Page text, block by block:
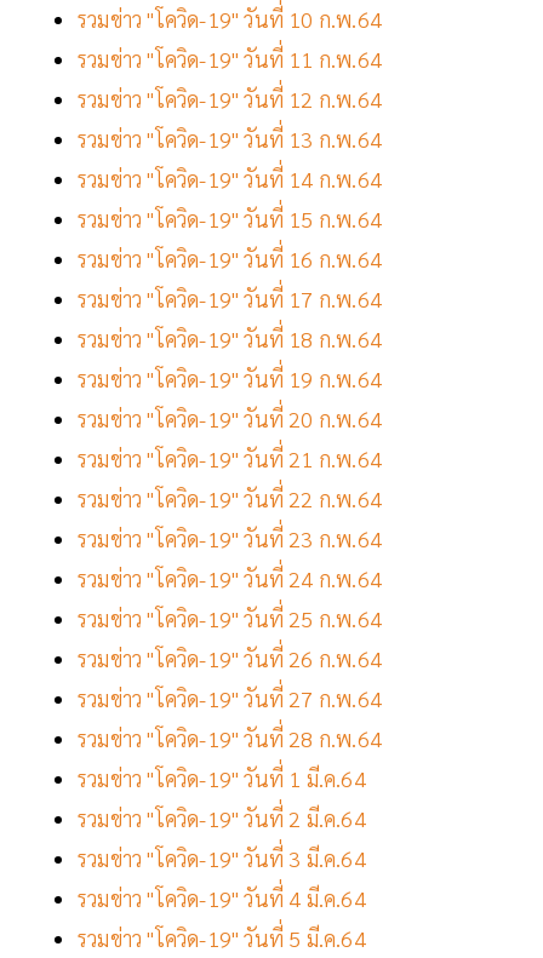
รวมข่าว "โควิด-19" วันที่ 10 ก.พ.64
รวมข่าว "โควิด-19" วันที่ 11 ก.พ.64
รวมข่าว "โควิด-19" วันที่ 12 ก.พ.64
รวมข่าว "โควิด-19" วันที่ 13 ก.พ.64
รวมข่าว "โควิด-19" วันที่ 14 ก.พ.64
รวมข่าว "โควิด-19" วันที่ 15 ก.พ.64
รวมข่าว "โควิด-19" วันที่ 16 ก.พ.64
รวมข่าว "โควิด-19" วันที่ 17 ก.พ.64
รวมข่าว "โควิด-19" วันที่ 18 ก.พ.64
รวมข่าว "โควิด-19" วันที่ 19 ก.พ.64
รวมข่าว "โควิด-19" วันที่ 20 ก.พ.64
รวมข่าว "โควิด-19" วันที่ 21 ก.พ.64
รวมข่าว "โควิด-19" วันที่ 22 ก.พ.64
รวมข่าว "โควิด-19" วันที่ 23 ก.พ.64
รวมข่าว "โควิด-19" วันที่ 24 ก.พ.64
รวมข่าว "โควิด-19" วันที่ 25 ก.พ.64
รวมข่าว "โควิด-19" วันที่ 26 ก.พ.64
รวมข่าว "โควิด-19" วันที่ 27 ก.พ.64
รวมข่าว "โควิด-19" วันที่ 28 ก.พ.64
รวมข่าว "โควิด-19" วันที่ 1 มี.ค.64
รวมข่าว "โควิด-19" วันที่ 2 มี.ค.64
รวมข่าว "โควิด-19" วันที่ 3 มี.ค.64
รวมข่าว "โควิด-19" วันที่ 4 มี.ค.64
รวมข่าว "โควิด-19" วันที่ 5 มี.ค.64